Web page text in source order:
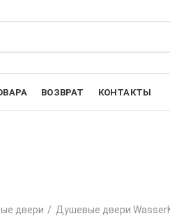
ВОЗВРАТ КОНТАКТЫ
двери Душевые двери